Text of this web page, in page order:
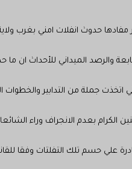
انفلات امني بغرب ولاية الجزيرة أدى
والرصد الميداني للأحداث
اتخذت جملة من التدابير
الكرام بعدم الانجراف وراء
علي حسم تلك التفلتات وفقا